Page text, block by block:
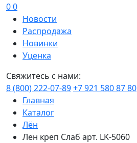
00
Новости
Распродажа
Новинки
Уценка
Свяжитесь с нами:
8 (800) 222-07-89+7 921 580 87 80
Главная
Каталог
Лён
Лен креп Слаб арт. LK-5060